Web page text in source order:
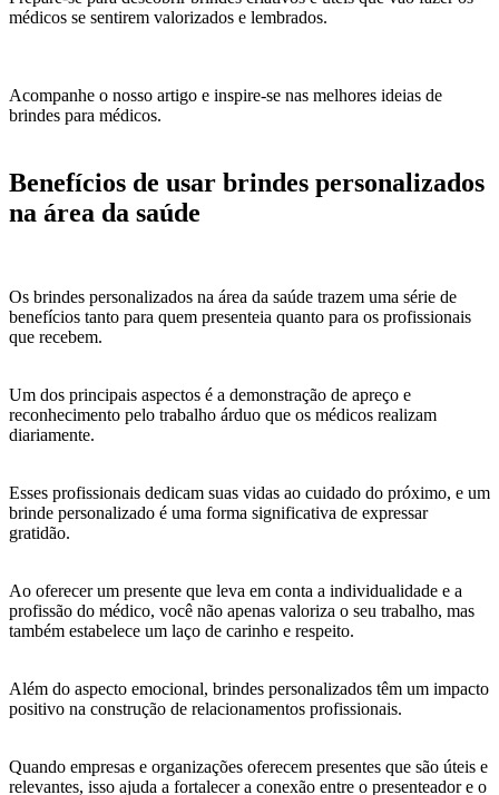
médicos se sentirem valorizados e lembrados.
Acompanhe o nosso artigo e inspire-se nas melhores ideias de
brindes para médicos.
Benefícios de usar brindes personalizados
na área da saúde
Os brindes personalizados na área da saúde trazem uma série de
benefícios tanto para quem presenteia quanto para os profissionais
que recebem.
Um dos principais aspectos é a demonstração de apreço e
reconhecimento pelo trabalho árduo que os médicos realizam
diariamente.
Esses profissionais dedicam suas vidas ao cuidado do próximo, e um
brinde personalizado é uma forma significativa de expressar
gratidão.
Ao oferecer um presente que leva em conta a individualidade e a
profissão do médico, você não apenas valoriza o seu trabalho, mas
também estabelece um laço de carinho e respeito.
Além do aspecto emocional, brindes personalizados têm um impacto
positivo na construção de relacionamentos profissionais.
Quando empresas e organizações oferecem presentes que são úteis e
relevantes, isso ajuda a fortalecer a conexão entre o presenteador e o